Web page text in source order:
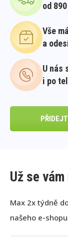
od
Vše
a
U nás
i po
Už se
Max 2x týdně
našeho e-